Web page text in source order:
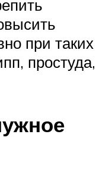
при таких
простуда,